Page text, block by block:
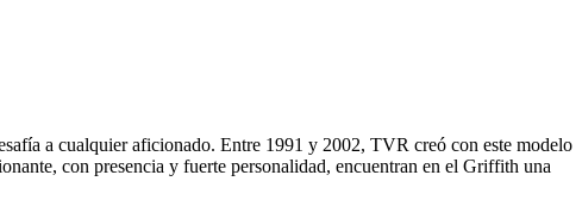
a cualquier aficionado. Entre 1991 y 2002, TVR creó con este modelo
con presencia y fuerte personalidad, encuentran en el Griffith una